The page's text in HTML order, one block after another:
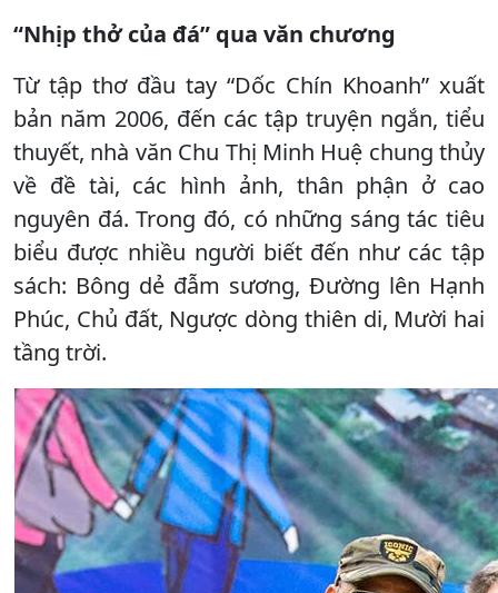
“Nhịp thở của đá” qua văn chương
Từ tập thơ đầu tay “Dốc Chín Khoanh” xuất
bản năm 2006, đến các tập truyện ngắn, tiểu
thuyết, nhà văn Chu Thị Minh Huệ chung thủy
về đề tài, các hình ảnh, thân phận ở cao
nguyên đá. Trong đó, có những sáng tác tiêu
biểu được nhiều người biết đến như các tập
sách: Bông dẻ đẫm sương, Đường lên Hạnh
Phúc, Chủ đất, Ngược dòng thiên di, Mười hai
tầng trời.